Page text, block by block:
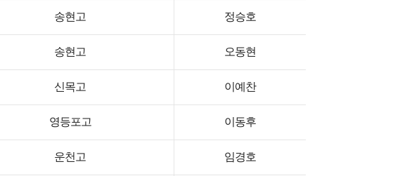
송현고 정승호
송현고 오동현
신목고 이예찬
영등포고 이동후
운천고 임경호